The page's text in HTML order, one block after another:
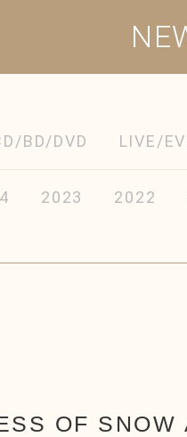
BD/DVD LIVE/
2023 2022
OF SNOW